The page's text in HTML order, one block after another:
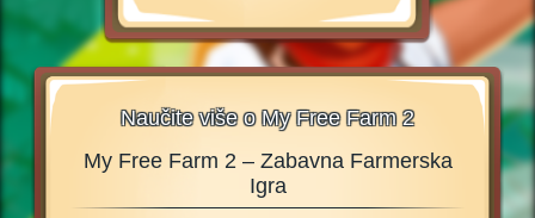
Naučite više o My Free Farm 2
My Free Farm 2 – Zabavna Farmerska
Igra